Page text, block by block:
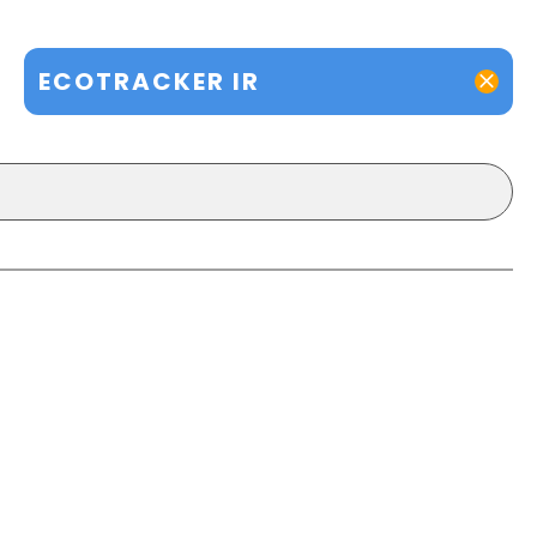
ECOTRACKER IR